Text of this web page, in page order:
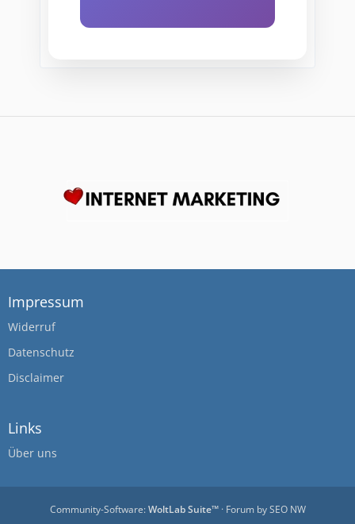
Impressum
Widerruf
Datenschutz
Disclaimer
Links
Über uns
Community-Software:WoltLab Suite™· Forum bySEO NW